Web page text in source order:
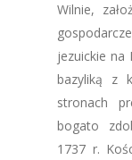
Wilnie,
jezuickie na
bazyliką z
stronach
bogato
1737 r.